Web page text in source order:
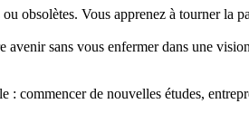
obsolètes. Vous apprenez à tourner la
avenir sans vous enfermer dans une
: commencer de nouvelles études,